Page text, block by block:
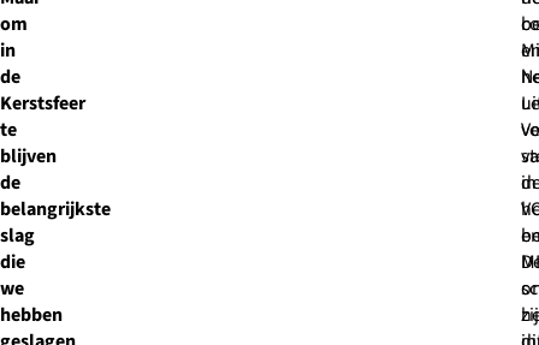
om
in
de
Kerstsfeer
te
blijven
de
belangrijkste
slag
die
we
hebben
in